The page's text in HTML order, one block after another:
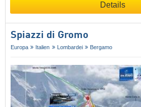
Details
Spiazzi di Gromo
Europa Italien Lombardei Bergamo